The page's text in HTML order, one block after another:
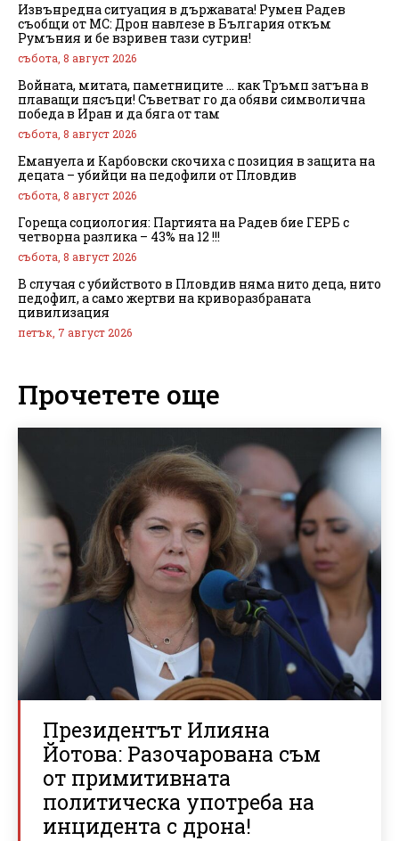
Извънредна ситуация в държавата! Румен Радев
съобщи от МС: Дрон навлезе в България откъм
Румъния и бе взривен тази сутрин!
събота, 8 август 2026
Войната, митата, паметниците … как Тръмп затъна в
плаващи пясъци! Съветват го да обяви символична
победа в Иран и да бяга от там
събота, 8 август 2026
Емануела и Карбовски скочиха с позиция в защита на
децата – убийци на педофили от Пловдив
събота, 8 август 2026
Гореща социология: Партията на Радев бие ГЕРБ с
четворна разлика – 43% на 12 !!!
събота, 8 август 2026
В случая с убийството в Пловдив няма нито деца, нито
педофил, а само жертви на криворазбраната
цивилизация
петък, 7 август 2026
Прочетете още
Президентът Илияна
Йотова: Разочарована съм
от примитивната
политическа употреба на
инцидента с дрона!